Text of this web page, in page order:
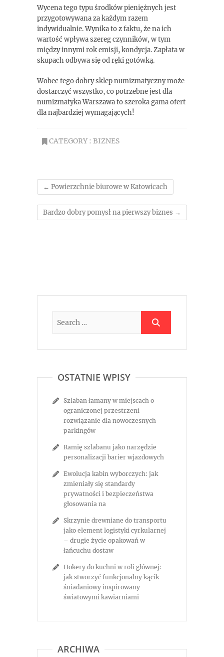
Wycena tego typu środków pieniężnych jest
przygotowywana za każdym razem
indywidualnie. Wynika to z faktu, że na ich
wartość wpływa szereg czynników, w tym
między innymi rok emisji, kondycja. Zapłata w
skupach odbywa się od ręki gotówką.
Wobec tego dobry sklep numizmatyczny może
dostarczyć wszystko, co potrzebne jest dla
numizmatyka Warszawa to szeroka gama ofert
dla najbardziej wymagających!
CATEGORY : BIZNES
← Powierzchnie biurowe w Katowicach
Bardzo dobry pomysł na pierwszy biznes →
OSTATNIE WPISY
Szlaban łamany w miejscach o
ograniczonej przestrzeni –
rozwiązanie dla nowoczesnych
parkingów
Ramię szlabanu jako narzędzie
personalizacji barier wjazdowych
Ewolucja kabin wyborczych: jak
zmieniały się standardy
prywatności i bezpieczeństwa
głosowania na
Skrzynie drewniane do transportu
jako element logistyki cyrkularnej
– drugie życie opakowań w
łańcuchu dostaw
Hokery do kuchni w roli głównej:
jak stworzyć funkcjonalny kącik
śniadaniowy inspirowany
światowymi kawiarniami
ARCHIWA